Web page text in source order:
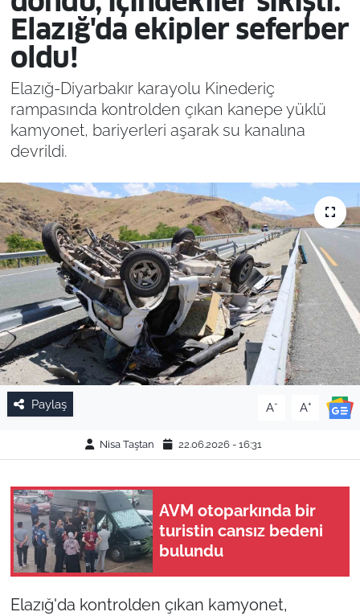
Elazığ'da ekipler seferber
oldu!
Elazığ-Diyarbakır karayolu Kinederiç
rampasında kontrolden çıkan kanepe yüklü
kamyonet, bariyerleri aşarak su kanalına
devrildi.
Paylaş A- A+
Nisa Taştan 22.06.2026 - 16:31
AVM otoparkında bir
turistin cansız bedeni
bulundu
Elazığ'da kontrolden çıkan kamyonet,